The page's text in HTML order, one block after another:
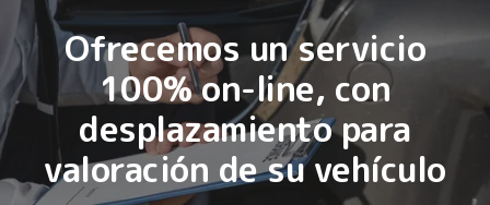
Ofrecemos un servicio
100% on-line, con
desplazamiento para
valoración de su vehículo